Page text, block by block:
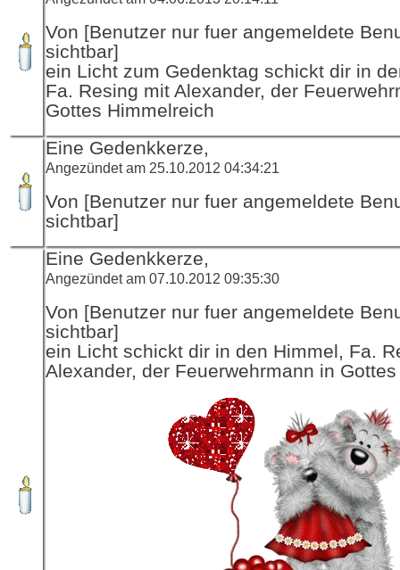
Von [Benutzer nur fuer angemeldete
sichtbar]
ein Licht zum Gedenktag schickt dir in
Fa. Resing mit Alexander, der
Gottes Himmelreich
Eine Gedenkkerze,
Angezündet am 25.10.2012 04:34:21
Von [Benutzer nur fuer angemeldete
sichtbar]
Eine Gedenkkerze,
Angezündet am 07.10.2012 09:35:30
Von [Benutzer nur fuer angemeldete
sichtbar]
ein Licht schickt dir in den Himmel, Fa.
Alexander, der Feuerwehrmann in Gottes